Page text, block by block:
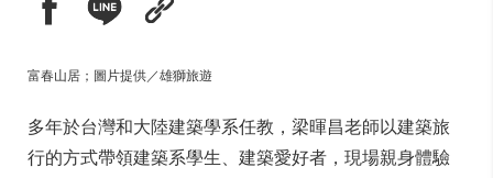
富春山居；圖片提供／雄獅旅遊
多年於台灣和大陸建築學系任教，梁暉昌老師以建築旅
行的方式帶領建築系學生、建築愛好者，現場親身體驗